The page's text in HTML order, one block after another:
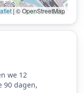
|© OpenStreetMap
we 12
90 dagen,